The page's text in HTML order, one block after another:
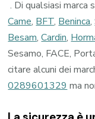
. Di qualsiasi marca
Came, BFT, Beninca,
Besam,Cardin,
Sesamo, FACE,
citare alcuni dei
0289601329 ma